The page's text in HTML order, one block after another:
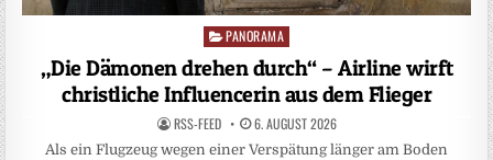
Posted
in
PANORAMA
„Die Dämonen drehen durch“ – Airline wirft
christliche Influencerin aus dem Flieger
RSS-FEED 6. AUGUST 2026
Als ein Flugzeug wegen einer Verspätung länger am Boden